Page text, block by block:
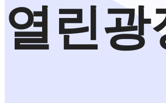
열린광